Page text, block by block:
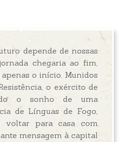
depende de nossas
chegaria ao fim,
o início. Munidos
o exército de
o sonho de uma
de Línguas de Fogo,
voltar para casa com
mensagem à capital